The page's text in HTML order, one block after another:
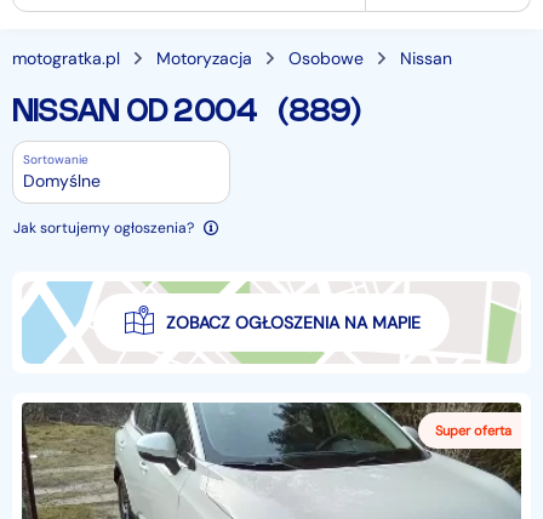
motogratka.pl Motoryzacja Osobowe Nissan
NISSAN OD 2004 (889)
Sortowanie
Domyślne
Jak sortujemy ogłoszenia?
ZOBACZ OGŁOSZENIA NA MAPIE